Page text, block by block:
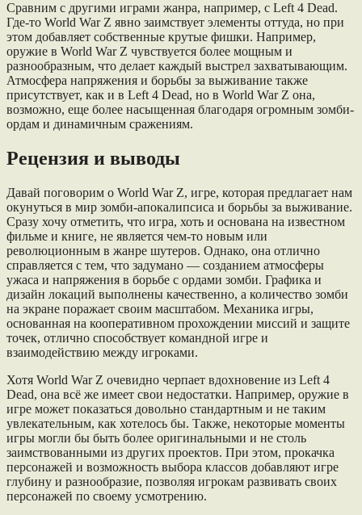
Сравним с другими играми жанра, например, с Left 4 Dead.
Где-то World War Z явно заимствует элементы оттуда, но при
этом добавляет собственные крутые фишки. Например,
оружие в World War Z чувствуется более мощным и
разнообразным, что делает каждый выстрел захватывающим.
Атмосфера напряжения и борьбы за выживание также
присутствует, как и в Left 4 Dead, но в World War Z она,
возможно, еще более насыщенная благодаря огромным зомби-
ордам и динамичным сражениям.
Рецензия и выводы
Давай поговорим о World War Z, игре, которая предлагает нам
окунуться в мир зомби-апокалипсиса и борьбы за выживание.
Сразу хочу отметить, что игра, хоть и основана на известном
фильме и книге, не является чем-то новым или
революционным в жанре шутеров. Однако, она отлично
справляется с тем, что задумано — созданием атмосферы
ужаса и напряжения в борьбе с ордами зомби. Графика и
дизайн локаций выполнены качественно, а количество зомби
на экране поражает своим масштабом. Механика игры,
основанная на кооперативном прохождении миссий и защите
точек, отлично способствует командной игре и
взаимодействию между игроками.
Хотя World War Z очевидно черпает вдохновение из Left 4
Dead, она всё же имеет свои недостатки. Например, оружие в
игре может показаться довольно стандартным и не таким
увлекательным, как хотелось бы. Также, некоторые моменты
игры могли бы быть более оригинальными и не столь
заимствованными из других проектов. При этом, прокачка
персонажей и возможность выбора классов добавляют игре
глубину и разнообразие, позволяя игрокам развивать своих
персонажей по своему усмотрению.